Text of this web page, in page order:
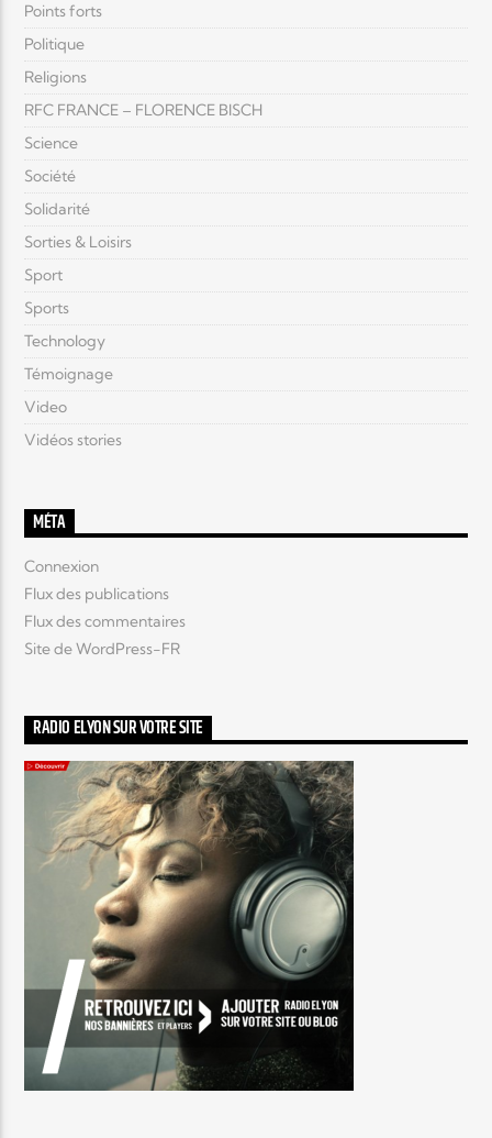
Points forts
Politique
Religions
RFC FRANCE – FLORENCE BISCH
Science
Société
Solidarité
Sorties & Loisirs
Sport
Sports
Technology
Témoignage
Video
Vidéos stories
MÉTA
Connexion
Flux des publications
Flux des commentaires
Site de WordPress-FR
RADIO ELYON SUR VOTRE SITE